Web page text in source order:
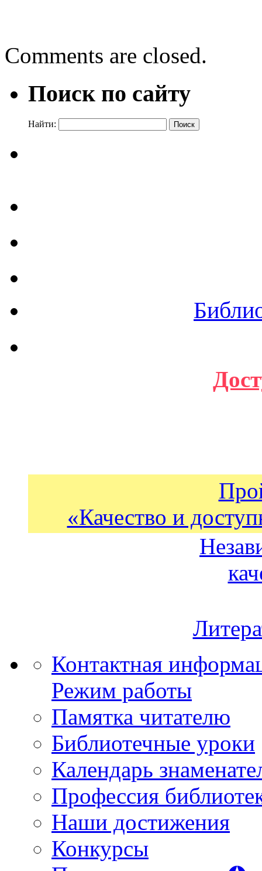
Comments are closed.
Поиск по сайту
Найти:
«Качество и
Контактная
Режим работы
Памятка читателю
Библиотечные уроки
Календарь
Профессия
Наши достижения
Конкурсы